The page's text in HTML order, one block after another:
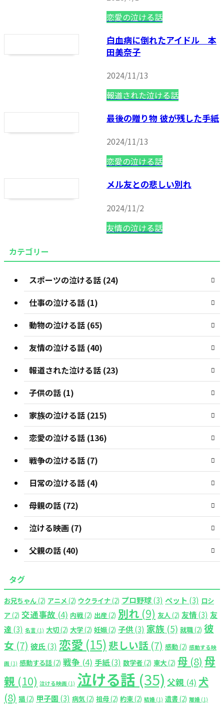
恋愛の泣ける話
白血病に倒れたアイドル 本
田美奈子
2024/11/13
報道された泣ける話
最後の贈り物 彼が残した手紙
2024/11/13
恋愛の泣ける話
メル友との悲しい別れ
2024/11/2
友情の泣ける話
カテゴリー
スポーツの泣ける話 (24)
仕事の泣ける話 (1)
動物の泣ける話 (65)
友情の泣ける話 (40)
報道された泣ける話 (23)
子供の話 (1)
家族の泣ける話 (215)
恋愛の泣ける話 (136)
戦争の泣ける話 (7)
日常の泣ける話 (4)
母親の話 (72)
泣ける映画 (7)
父親の話 (40)
タグ
お兄ちゃん(2) アニメ (2) ウクライナ(2) プロ野球(3) ペット (3) ロシ
ア(2) 交通事故 (4) 内戦(2) 出産(2) 別れ (9) 友人 (2) 友情(3) 友
達 (3) 名言 (1) 大切(2) 大学(2) 妊娠(2) 子供(3) 家族 (5) 就職(2) 彼
女 (7) 彼氏(3) 恋愛 (15) 悲しい話 (7) 感動(2) 感動する映
画 (1) 感動する話(2) 戦争 (4) 手紙(3) 数学者(2) 東大(2) 母 (8) 母
親 (10) 泣ける映画 (1) 泣ける話 (35) 父親 (4) 犬
(8) 猫(2) 甲子園 (3) 病気(2) 祖母(2) 約束(2) 結婚 (1) 遺書(2) 離婚 (1)